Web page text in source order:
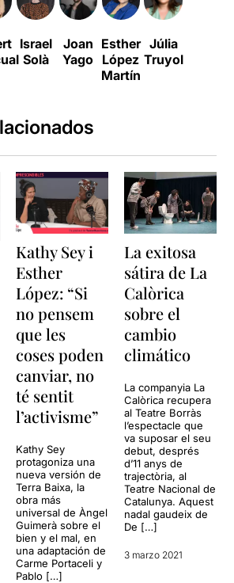
Israel
Solà
Joan
Yago
Esther
López
Martín
Júlia
Truyol
Kathy Sey i
Esther
López: “Si
no pensem
que les
coses poden
canviar, no
té sentit
l’activisme”
Kathy Sey
protagoniza una
nueva versión de
Terra Baixa, la
obra más
universal de Àngel
Guimerà sobre el
bien y el mal, en
una adaptación de
Carme Portaceli y
Pablo […]
La exitosa
sátira de La
Calòrica
sobre el
cambio
climático
La companyia La
Calòrica recupera
al Teatre Borràs
l’espectacle que
va suposar el seu
debut, després
d’11 anys de
trajectòria, al
Teatre Nacional de
Catalunya. Aquest
nadal gaudeix de
De […]
3 marzo 2021